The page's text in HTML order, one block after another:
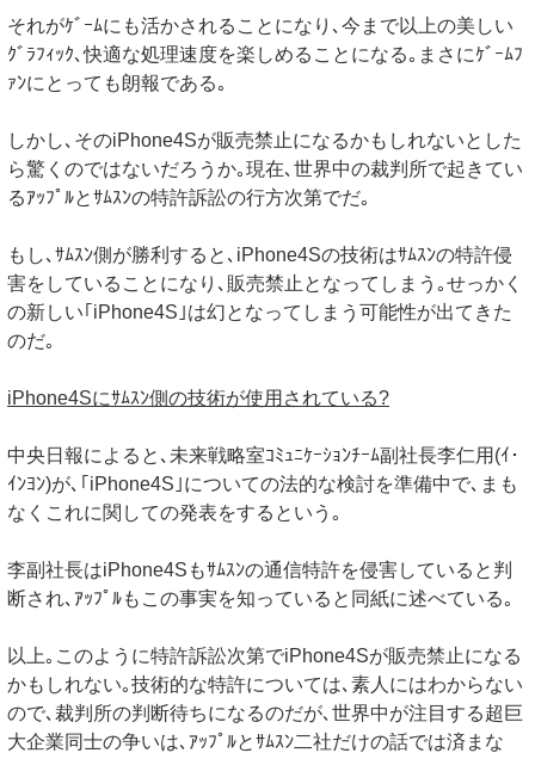
それがｹﾞｰﾑにも活かされることになり､今まで以上の美しい
ｸﾞﾗﾌｨｯｸ､快適な処理速度を楽しめることになる｡まさにｹﾞｰﾑﾌ
ｧﾝにとっても朗報である｡
しかし､そのiPhone4Sが販売禁止になるかもしれないとした
ら驚くのではないだろうか｡現在､世界中の裁判所で起きてい
るｱｯﾌﾟﾙとｻﾑｽﾝの特許訴訟の行方次第でだ｡
もし､ｻﾑｽﾝ側が勝利すると､iPhone4Sの技術はｻﾑｽﾝの特許侵
害をしていることになり､販売禁止となってしまう｡せっかく
の新しい｢iPhone4S｣は幻となってしまう可能性が出てきた
のだ｡
iPhone4Sにｻﾑｽﾝ側の技術が使用されている?
中央日報によると､未来戦略室ｺﾐｭﾆｹｰｼｮﾝﾁｰﾑ副社長李仁用(ｲ･
ｲﾝﾖﾝ)が､｢iPhone4S｣についての法的な検討を準備中で､まも
なくこれに関しての発表をするという｡
李副社長はiPhone4Sもｻﾑｽﾝの通信特許を侵害していると判
断され､ｱｯﾌﾟﾙもこの事実を知っていると同紙に述べている｡
以上｡このように特許訴訟次第でiPhone4Sが販売禁止になる
かもしれない｡技術的な特許については､素人にはわからない
ので､裁判所の判断待ちになるのだが､世界中が注目する超巨
大企業同士の争いは､ｱｯﾌﾟﾙとｻﾑｽﾝ二社だけの話では済まな